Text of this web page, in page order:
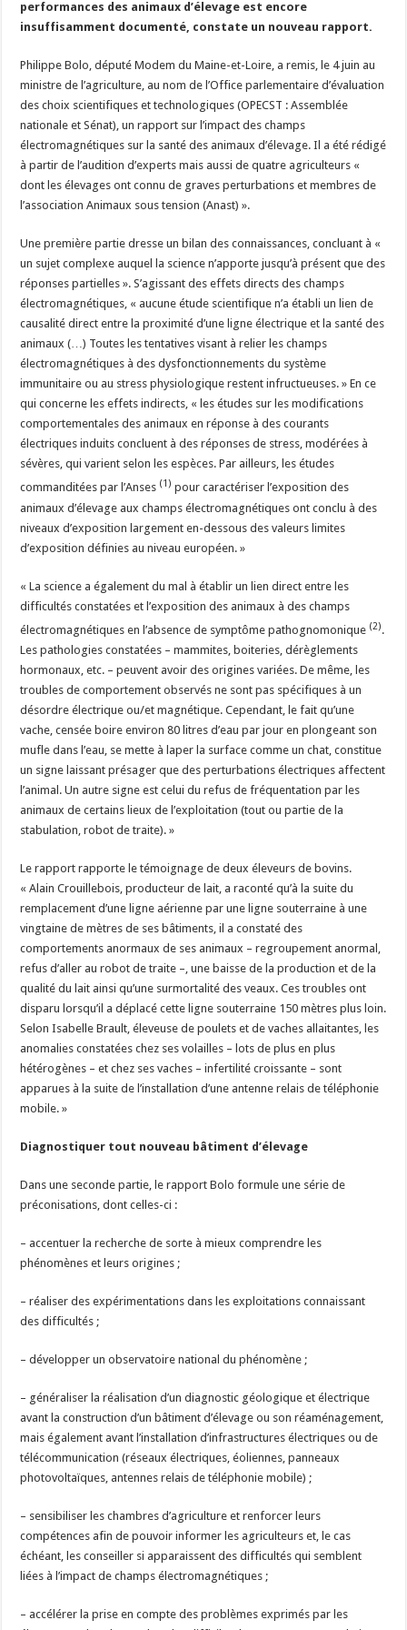
Un été fructueux pour Lactalis
performances des animaux d’élevage est encore
insuffisamment documenté, constate un nouveau rapport.
Philippe Bolo, député Modem du Maine-et-Loire, a remis, le 4 juin au
ministre de l’agriculture, au nom de l’Office parlementaire d’évaluation
des choix scientifiques et technologiques (OPECST : Assemblée
nationale et Sénat), un rapport sur l’impact des champs
électromagnétiques sur la santé des animaux d’élevage. Il a été rédigé
à partir de l’audition d’experts mais aussi de quatre agriculteurs «
dont les élevages ont connu de graves perturbations et membres de
l’association Animaux sous tension (Anast) ».
Une première partie dresse un bilan des connaissances, concluant à «
un sujet complexe auquel la science n’apporte jusqu’à présent que des
réponses partielles ». S’agissant des effets directs des champs
électromagnétiques, « aucune étude scientifique n’a établi un lien de
causalité direct entre la proximité d’une ligne électrique et la santé des
animaux (…) Toutes les tentatives visant à relier les champs
électromagnétiques à des dysfonctionnements du système
immunitaire ou au stress physiologique restent infructueuses. » En ce
qui concerne les effets indirects, « les études sur les modifications
comportementales des animaux en réponse à des courants
électriques induits concluent à des réponses de stress, modérées à
sévères, qui varient selon les espèces. Par ailleurs, les études
commanditées par l’Anses (1) pour caractériser l’exposition des
animaux d’élevage aux champs électromagnétiques ont conclu à des
niveaux d’exposition largement en-dessous des valeurs limites
d’exposition définies au niveau européen. »
« La science a également du mal à établir un lien direct entre les
difficultés constatées et l’exposition des animaux à des champs
électromagnétiques en l’absence de symptôme pathognomonique (2).
Les pathologies constatées – mammites, boiteries, dérèglements
hormonaux, etc. – peuvent avoir des origines variées. De même, les
troubles de comportement observés ne sont pas spécifiques à un
désordre électrique ou/et magnétique. Cependant, le fait qu’une
vache, censée boire environ 80 litres d’eau par jour en plongeant son
mufle dans l’eau, se mette à laper la surface comme un chat, constitue
un signe laissant présager que des perturbations électriques affectent
l’animal. Un autre signe est celui du refus de fréquentation par les
animaux de certains lieux de l’exploitation (tout ou partie de la
stabulation, robot de traite). »
Le rapport rapporte le témoignage de deux éleveurs de bovins.
« Alain Crouillebois, producteur de lait, a raconté qu’à la suite du
remplacement d’une ligne aérienne par une ligne souterraine à une
vingtaine de mètres de ses bâtiments, il a constaté des
comportements anormaux de ses animaux – regroupement anormal,
refus d’aller au robot de traite –, une baisse de la production et de la
qualité du lait ainsi qu’une surmortalité des veaux. Ces troubles ont
disparu lorsqu’il a déplacé cette ligne souterraine 150 mètres plus loin.
Selon Isabelle Brault, éleveuse de poulets et de vaches allaitantes, les
anomalies constatées chez ses volailles – lots de plus en plus
hétérogènes – et chez ses vaches – infertilité croissante – sont
apparues à la suite de l’installation d’une antenne relais de téléphonie
mobile. »
Diagnostiquer tout nouveau bâtiment d’élevage
Dans une seconde partie, le rapport Bolo formule une série de
préconisations, dont celles-ci :
– accentuer la recherche de sorte à mieux comprendre les
phénomènes et leurs origines ;
– réaliser des expérimentations dans les exploitations connaissant
des difficultés ;
– développer un observatoire national du phénomène ;
– généraliser la réalisation d’un diagnostic géologique et électrique
avant la construction d’un bâtiment d’élevage ou son réaménagement,
mais également avant l’installation d’infrastructures électriques ou de
télécommunication (réseaux électriques, éoliennes, panneaux
photovoltaïques, antennes relais de téléphonie mobile) ;
– sensibiliser les chambres d’agriculture et renforcer leurs
compétences afin de pouvoir informer les agriculteurs et, le cas
échéant, les conseiller si apparaissent des difficultés qui semblent
liées à l’impact de champs électromagnétiques ;
– accélérer la prise en compte des problèmes exprimés par les